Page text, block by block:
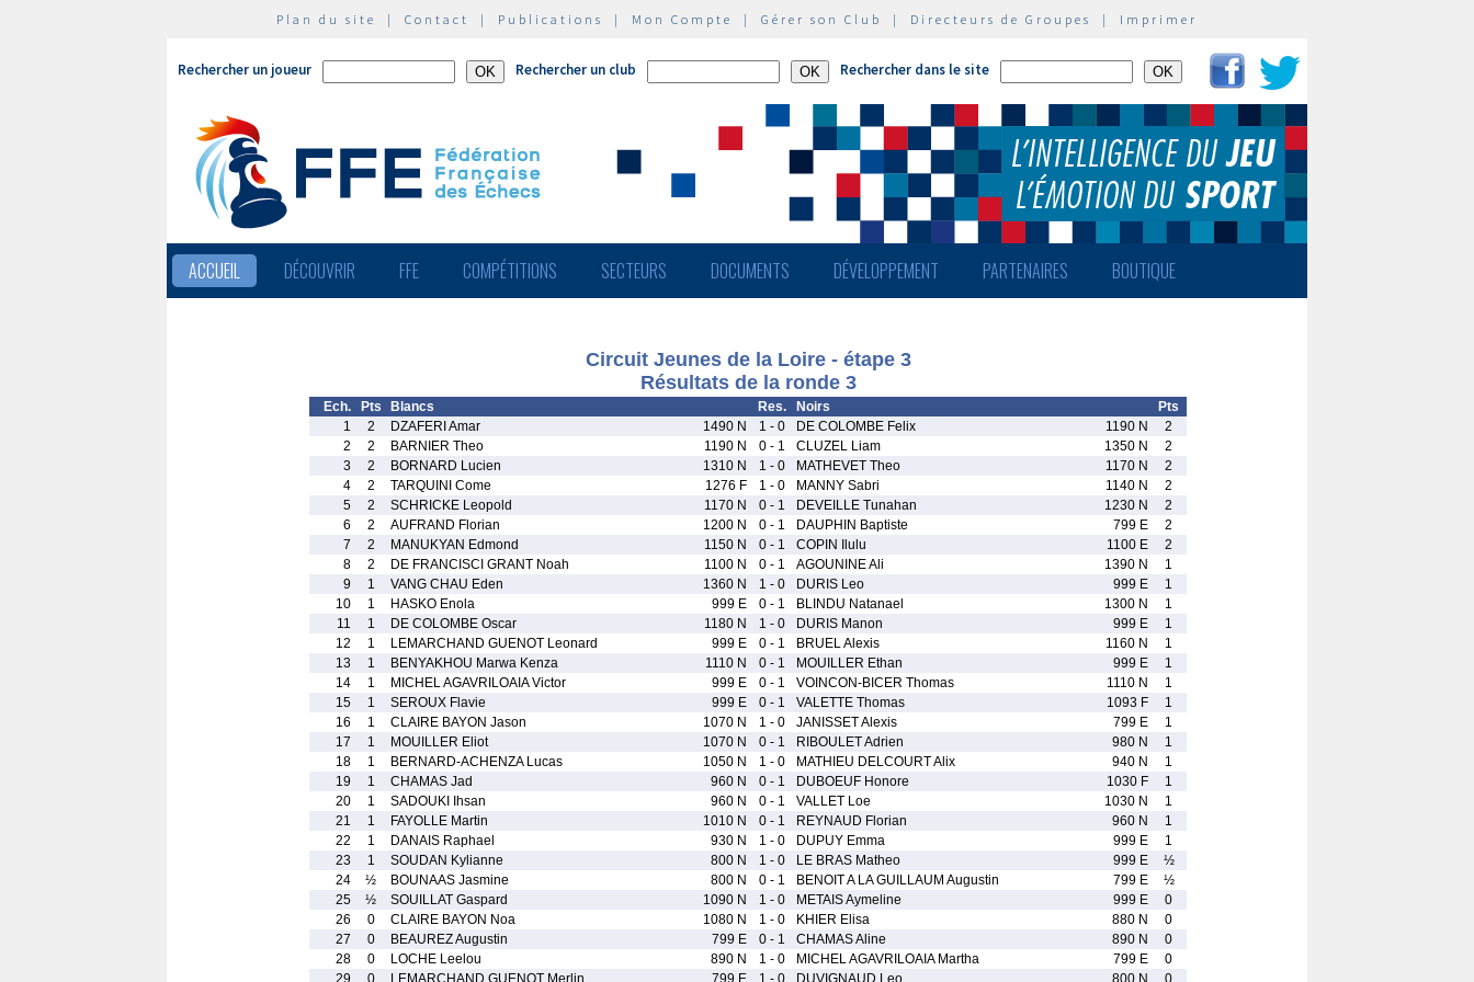
Plan du site | Contact | Publications | Mon Compte | Gérer son Club | Directeurs de Groupes | Imprimer
Rechercher un joueur Rechercher un club Rechercher dans le site
ACCUEIL DÉCOUVRIR FFE COMPÉTITIONS SECTEURS DOCUMENTS DÉVELOPPEMENT PARTENAIRES BOUTIQUE
Circuit Jeunes de la Loire - étape 3
Résultats de la ronde 3
Ech. Pts Blancs Res. Noirs
Pts
1
2 DZAFERI Amar 1490 N 1 - 0 DE COLOMBE Felix 1190 N
2
2
2 BARNIER Theo 1190 N 0 - 1 CLUZEL Liam 1350 N
2
3
2 BORNARD Lucien 1310 N 1 - 0 MATHEVET Theo 1170 N
2
4
2 TARQUINI Come 1276 F 1 - 0 MANNY Sabri 1140 N
2
5
2 SCHRICKE Leopold 1170 N 0 - 1 DEVEILLE Tunahan 1230 N
2
6
2 AUFRAND Florian 1200 N 0 - 1 DAUPHIN Baptiste 799 E
2
7
2 MANUKYAN Edmond 1150 N 0 - 1 COPIN Ilulu 1100 E
2
8
2 DE FRANCISCI GRANT Noah 1100 N 0 - 1 AGOUNINE Ali 1390 N
1
9
1 VANG CHAU Eden 1360 N 1 - 0 DURIS Leo 999 E
1
10
1 HASKO Enola 999 E 0 - 1 BLINDU Natanael 1300 N
1
11
1 DE COLOMBE Oscar 1180 N 1 - 0 DURIS Manon 999 E
1
12
1 LEMARCHAND GUENOT Leonard 999 E 0 - 1 BRUEL Alexis 1160 N
1
13
1 BENYAKHOU Marwa Kenza 1110 N 0 - 1 MOUILLER Ethan 999 E
1
14
1 MICHEL AGAVRILOAIA Victor 999 E 0 - 1 VOINCON-BICER Thomas 1110 N
1
15
1 SEROUX Flavie 999 E 0 - 1 VALETTE Thomas 1093 F
1
16
1 CLAIRE BAYON Jason 1070 N 1 - 0 JANISSET Alexis 799 E
1
17
1 MOUILLER Eliot 1070 N 0 - 1 RIBOULET Adrien 980 N
1
18
1 BERNARD-ACHENZA Lucas 1050 N 1 - 0 MATHIEU DELCOURT Alix 940 N
1
19
1 CHAMAS Jad 960 N 0 - 1 DUBOEUF Honore 1030 F
1
20
1 SADOUKI Ihsan 960 N 0 - 1 VALLET Loe 1030 N
1
21
1 FAYOLLE Martin 1010 N 0 - 1 REYNAUD Florian 960 N
1
22
1 DANAIS Raphael 930 N 1 - 0 DUPUY Emma 999 E
1
23
1 SOUDAN Kylianne 800 N 1 - 0 LE BRAS Matheo 999 E
½
24
½ BOUNAAS Jasmine 800 N 0 - 1 BENOIT A LA GUILLAUM Augustin 799 E
½
25
½ SOUILLAT Gaspard 1090 N 1 - 0 METAIS Aymeline 999 E
0
26
0 CLAIRE BAYON Noa 1080 N 1 - 0 KHIER Elisa 880 N
0
27
0 BEAUREZ Augustin 799 E 0 - 1 CHAMAS Aline 890 N
0
28
0 LOCHE Leelou 890 N 1 - 0 MICHEL AGAVRILOAIA Martha 799 E
0
29
0 LEMARCHAND GUENOT Merlin 799 E 1 - 0 DUVIGNAUD Leo 800 N 0